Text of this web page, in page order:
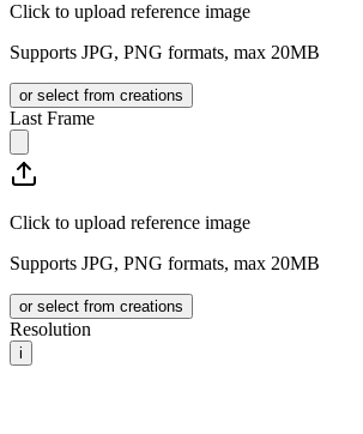
Click to upload reference image
Supports JPG, PNG formats, max 20MB
or select from creations
Last Frame
Click to upload reference image
Supports JPG, PNG formats, max 20MB
or select from creations
Resolution
i